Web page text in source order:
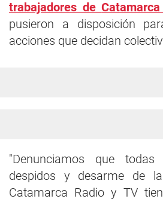
trabajadores de
pusieron a disposición
acciones que decidan
"Denunciamos que
despidos y desarme de
Catamarca Radio y TV